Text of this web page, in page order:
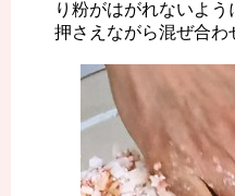
り粉がはがれないよう
押さえながら混ぜ合わ